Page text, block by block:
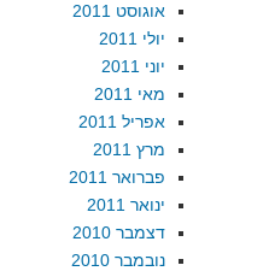
אוגוסט 2011
יולי 2011
יוני 2011
מאי 2011
אפריל 2011
מרץ 2011
פברואר 2011
ינואר 2011
דצמבר 2010
נובמבר 2010